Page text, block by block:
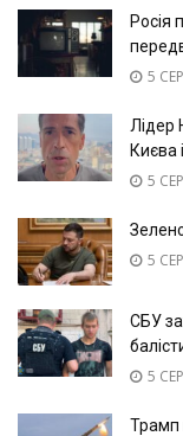
Росія
5
Лідер
Києва
5
5
СБУ
5
Трамп